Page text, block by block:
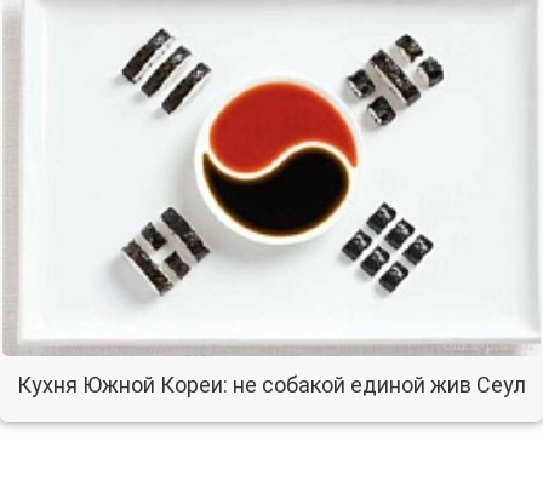
Кухня Южной Кореи: не собакой единой жив Сеул